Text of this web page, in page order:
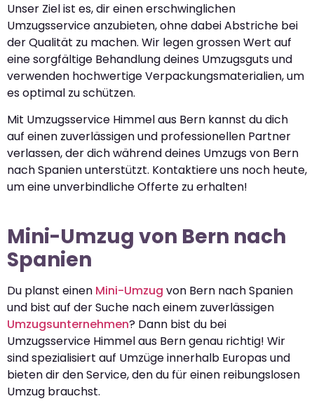
Unser Ziel ist es, dir einen erschwinglichen
Umzugsservice anzubieten, ohne dabei Abstriche bei
der Qualität zu machen. Wir legen grossen Wert auf
eine sorgfältige Behandlung deines Umzugsguts und
verwenden hochwertige Verpackungsmaterialien, um
es optimal zu schützen.
Mit Umzugsservice Himmel aus Bern kannst du dich
auf einen zuverlässigen und professionellen Partner
verlassen, der dich während deines Umzugs von Bern
nach Spanien unterstützt. Kontaktiere uns noch heute,
um eine unverbindliche Offerte zu erhalten!
Mini-Umzug von Bern nach
Spanien
Du planst einen Mini-Umzug von Bern nach Spanien
und bist auf der Suche nach einem zuverlässigen
Umzugsunternehmen? Dann bist du bei
Umzugsservice Himmel aus Bern genau richtig! Wir
sind spezialisiert auf Umzüge innerhalb Europas und
bieten dir den Service, den du für einen reibungslosen
Umzug brauchst.